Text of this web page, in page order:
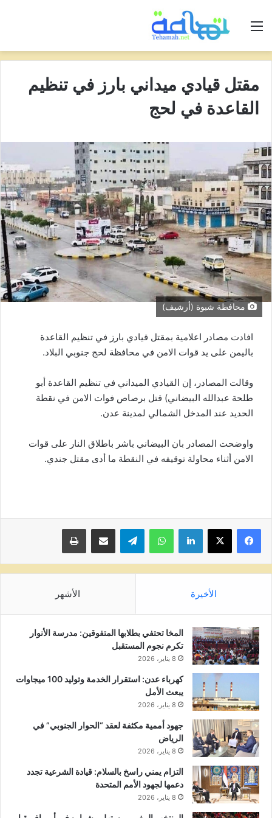
القائمة
مقتل قيادي ميداني بارز في تنظيم
القاعدة في لحج
محافظة شبوة (أرشيف)
افادت مصادر اعلامية بمقتل قيادي بارز في تنظيم القاعدة
باليمن على يد قوات الامن في محافظة لحج جنوبي البلاد.
وقالت المصادر، إن القيادي الميداني في ‎تنظيم القاعدة أبو
طلحة عبدالله البيضاني) قتل برصاص فوات الامن في نقطة
الحديد عند المدخل الشمالي لمدينة عدن.
واوضحت المصادر بان البيضاني باشر باطلاق النار على قوات
الامن أثناء محاولة توقيفه في النقطة ما أدى مقتل جندي.
لينكدإن واتساب تيلقرام مشاركة عبر البريد طباعة
الأخيرة الأشهر
المخا تحتفي بطلابها المتفوقين: مدرسة الأنوار
تكرم نجوم المستقبل
8 يناير، 2026
كهرباء عدن: استقرار الخدمة وتوليد 100 ميجاوات
يبعث الأمل
8 يناير، 2026
جهود أممية مكثفة لعقد “الحوار الجنوبي” في
الرياض
8 يناير، 2026
التزام يمني راسخ بالسلام: قيادة الشرعية تجدد
دعمها لجهود الأمم المتحدة
8 يناير، 2026